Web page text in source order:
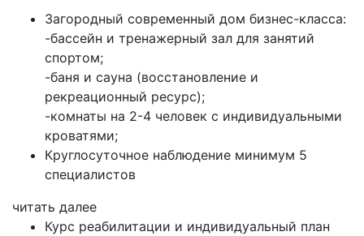
Загородный современный дом бизнес-класса:
-бассейн и тренажерный зал для занятий
спортом;
-баня и сауна (восстановление и
рекреационный ресурс);
-комнаты на 2-4 человек с индивидуальными
кроватями;
Круглосуточное наблюдение минимум 5
специалистов
читать далее
Курс реабилитации и индивидуальный план